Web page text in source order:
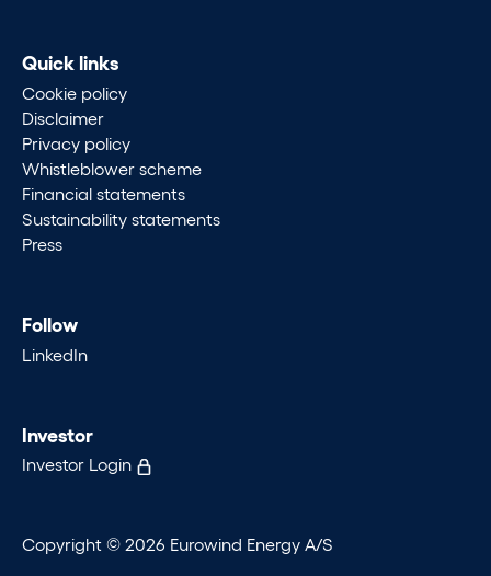
Quick links
Cookie policy
Disclaimer
Privacy policy
Whistleblower scheme
Financial statements
Sustainability statements
Press
Follow
LinkedIn
Investor
Investor Login
Copyright © 2026 Eurowind Energy A/S